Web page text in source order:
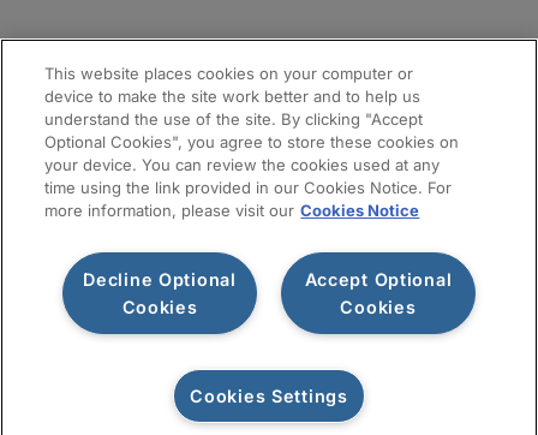
利用規約 プライバシー通知 情報セキュリティ基本方針
©2026 Protiviti. All rights reserved.
This website places cookies on your computer or
device to make the site work better and to help us
understand the use of the site. By clicking "Accept
Optional Cookies", you agree to store these cookies on
your device. You can review the cookies used at any
time using the link provided in our Cookies Notice. For
more information, please visit our Cookies Notice
Accept Optional
Cookies
Decline Optional
Cookies
Cookies Settings